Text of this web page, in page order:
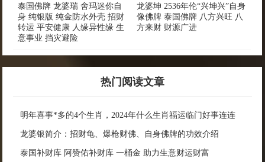
泰国佛牌 龙婆瑞 舍玛迷你自
身 纯银版 纯金防水外壳 招财
转运 平安健康 人缘异性缘 生
意事业 挡灾避险
龙婆坤 2536年伦“兴坤兴”自身
像佛牌 泰国佛牌 八方兴旺 八
方来财 财源广进
热门阅读文章
明年喜事*多的4个生肖，2024年什么生肖福运临门好事连连
龙婆银简介：招财龟、爆枪财佛、自身佛牌的功效介绍
泰国补财库 阿赞佑补财库 一桶金 助力生意财运财富